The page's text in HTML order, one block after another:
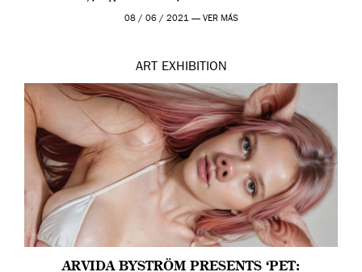
Madrid y la Wellcome […]
08 / 06 / 2021 — VER MÁS
ART EXHIBITION
ARVIDA BYSTRÖM PRESENTS ‘PET: